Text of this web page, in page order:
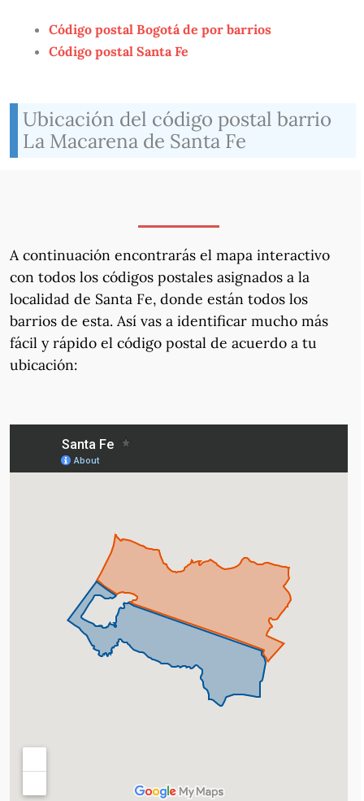
Código postal Bogotá de por barrios
Código postal Santa Fe
Ubicación del código postal barrio
La Macarena de Santa Fe
A continuación encontrarás el mapa interactivo
con todos los códigos postales asignados a la
localidad de Santa Fe, donde están todos los
barrios de esta. Así vas a identificar mucho más
fácil y rápido el código postal de acuerdo a tu
ubicación: